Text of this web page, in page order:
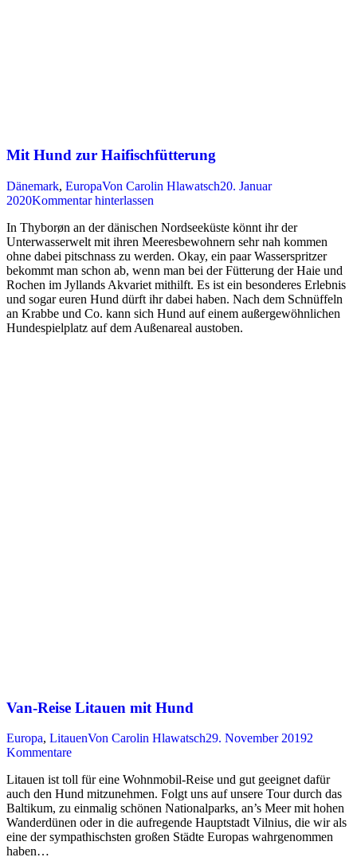
Mit Hund zur Haifischfütterung
Dänemark, EuropaVon Carolin Hlawatsch20. Januar
2020Kommentar hinterlassen
In Thyborøn an der dänischen Nordseeküste könnt ihr der
Unterwasserwelt mit ihren Meeresbewohnern sehr nah kommen
ohne dabei pitschnass zu werden. Okay, ein paar Wasserspritzer
bekommt man schon ab, wenn man bei der Fütterung der Haie und
Rochen im Jyllands Akvariet mithilft. Es ist ein besonderes Erlebnis
und sogar euren Hund dürft ihr dabei haben. Nach dem Schnüffeln
an Krabbe und Co. kann sich Hund auf einem außergewöhnlichen
Hundespielplatz auf dem Außenareal austoben.
Van-Reise Litauen mit Hund
Europa, LitauenVon Carolin Hlawatsch29. November 20192
Kommentare
Litauen ist toll für eine Wohnmobil-Reise und gut geeignet dafür
auch den Hund mitzunehmen. Folgt uns auf unsere Tour durch das
Baltikum, zu einmalig schönen Nationalparks, an’s Meer mit hohen
Wanderdünen oder in die aufregende Hauptstadt Vilnius, die wir als
eine der sympathischsten großen Städte Europas wahrgenommen
haben…